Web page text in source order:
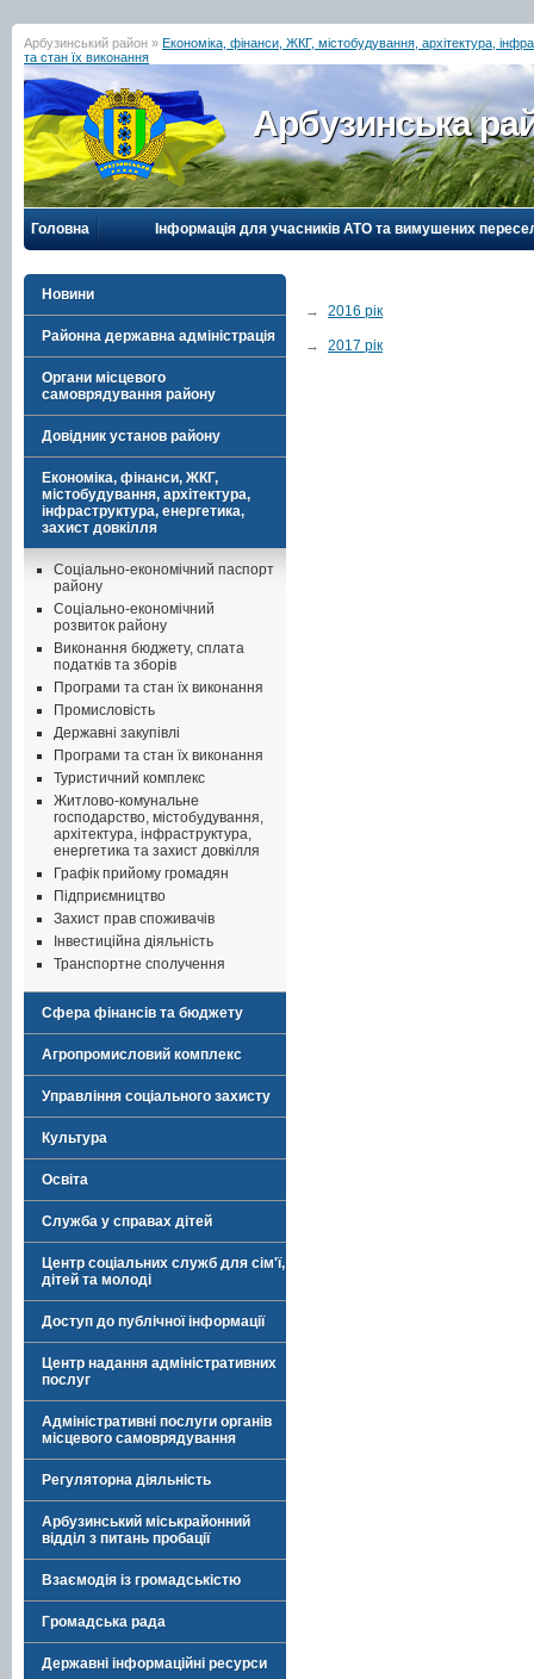
Арбузинський район » Економіка, фінанси, ЖКГ, містобудування, архітектура,
та стан їх виконання
Арбузинська
Головна Інформація для учасників АТО та вимушених
Новини
Районна державна адміністрація
Органи місцевого
самоврядування району
Довідник установ району
Економіка, фінанси, ЖКГ,
містобудування, архітектура,
інфраструктура, енергетика,
захист довкілля
Соціально-економічний паспорт
району
Соціально-економічний
розвиток району
Виконання бюджету, сплата
податків та зборів
Програми та стан їх виконання
Промисловість
Державні закупівлі
Програми та стан їх виконання
Туристичний комплекс
Житлово-комунальне
господарство, містобудування,
архітектура, інфраструктура,
енергетика та захист довкілля
Графік прийому громадян
Підприємництво
Захист прав споживачів
Інвестиційна діяльність
Транспортне сполучення
Сфера фінансів та бюджету
Агропромисловий комплекс
Управління соціального захисту
Культура
Освіта
Служба у справах дітей
Центр соціальних служб для сім'ї,
дітей та молоді
Доступ до публічної інформації
Центр надання адміністративних
послуг
Адміністративні послуги органів
місцевого самоврядування
Регуляторна діяльність
Арбузинський міськрайонний
відділ з питань пробації
Взаємодія із громадськістю
Громадська рада
Державні інформаційні ресурси
→ 2016 рік
→ 2017 рік